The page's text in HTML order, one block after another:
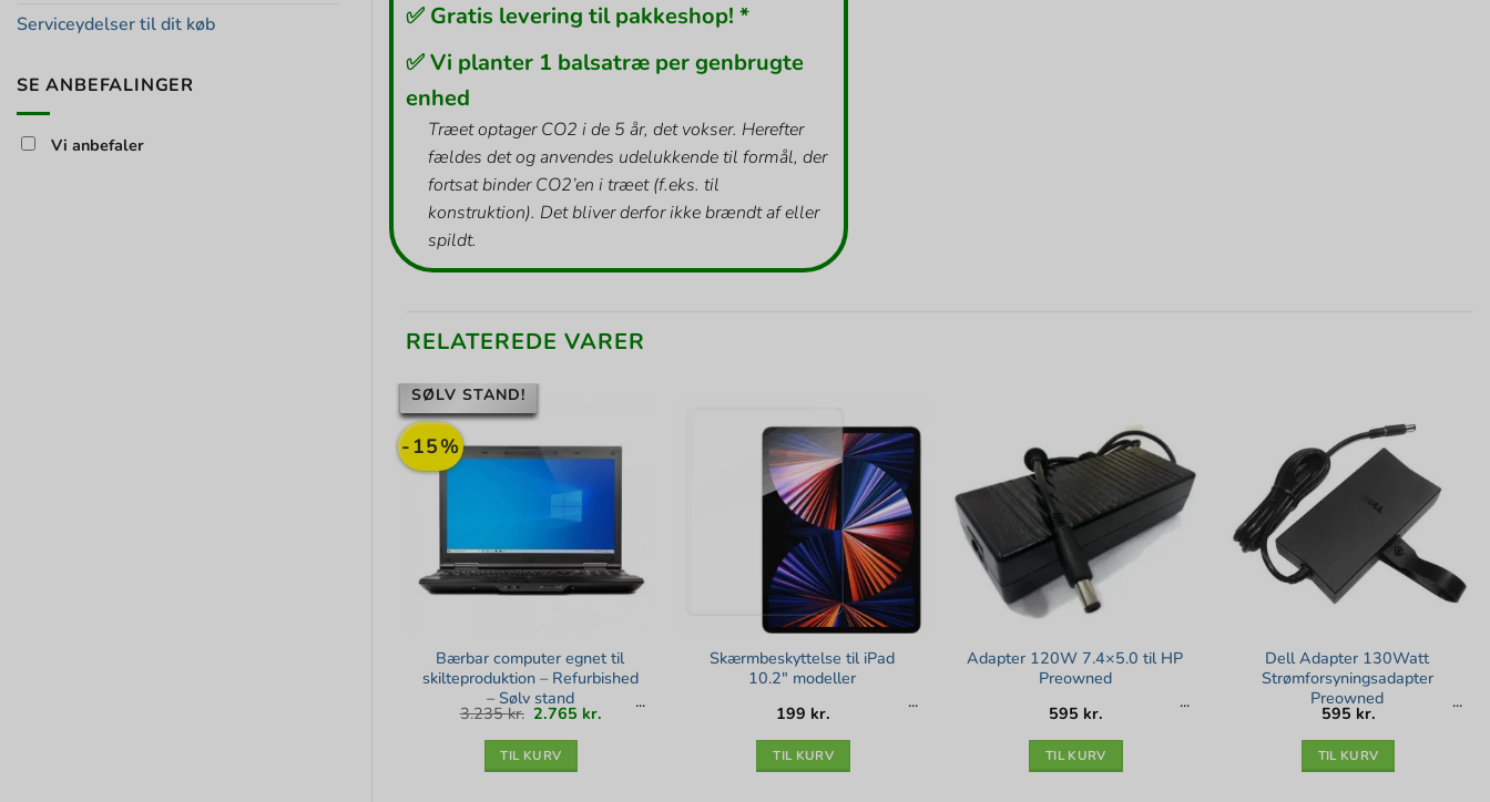
Serviceydelser til dit køb
SE ANBEFALINGER
Vi anbefaler
✅ Gratis levering til pakkeshop! *
✅ Vi planter 1 balsatræ per genbrugte
enhed
Træet optager CO2 i de 5 år, det vokser. Herefter
fældes det og anvendes udelukkende til formål, der
fortsat binder CO2’en i træet (f.eks. til
konstruktion). Det bliver derfor ikke brændt af eller
spildt.
RELATEREDE VARER
-15%
SØLV STAND!
Bærbar computer egnet til
skilteproduktion – Refurbished
– Sølv stand
3.235kr. Den
oprindelige
pris
2.765 kr.
TIL KURV
Skærmbeskyttelse til iPad
10.2″ modeller
199 kr.
TIL KURV
Adapter 120W 7.4×5.0 til HP
Preowned
595 kr.
TIL KURV
Dell Adapter 130Watt
Strømforsyningsadapter
Preowned
595 kr.
TIL KURV